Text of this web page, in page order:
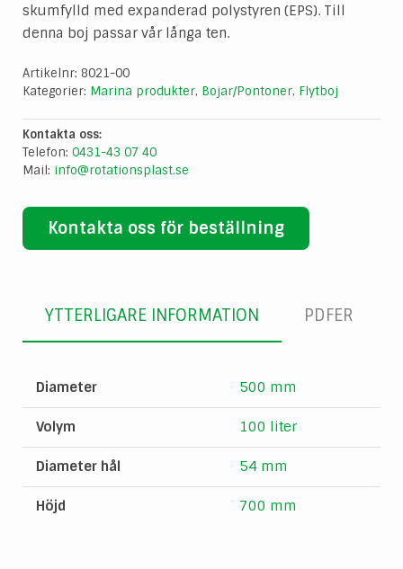
skumfylld med expanderad polystyren (EPS). Till
denna boj passar vår långa ten.
Artikelnr: 8021-00
Kategorier: Marina produkter, Bojar/Pontoner, Flytboj
Kontakta oss:
Telefon: 0431-43 07 40
Mail: info@rotationsplast.se
Kontakta oss för beställning
YTTERLIGARE INFORMATION PDFER
Diameter 500 mm
Volym 100 liter
Diameter hål 54 mm
Höjd 700 mm